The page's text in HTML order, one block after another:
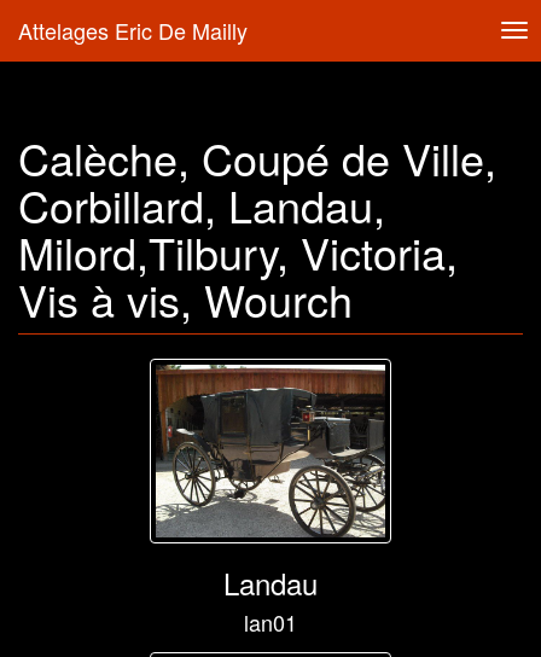
Attelages Eric De Mailly
Calèche, Coupé de Ville,
Corbillard, Landau,
Milord,Tilbury, Victoria,
Vis à vis, Wourch
Landau
lan01